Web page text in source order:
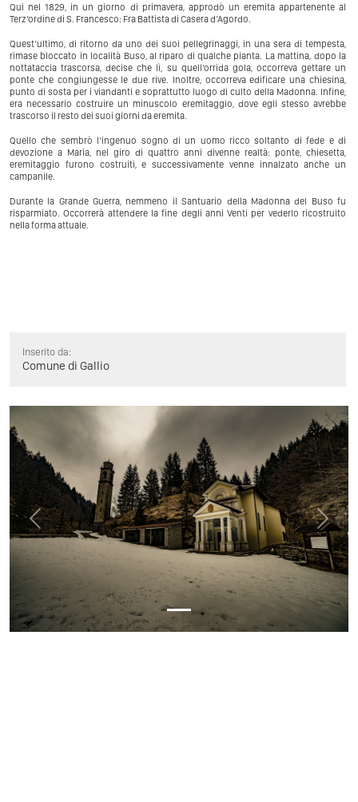
Qui nel 1829, in un giorno di primavera, approdò un eremita appartenente al
Terz’ordine di S. Francesco: Fra Battista di Casera d’Agordo.
Quest’ultimo, di ritorno da uno dei suoi pellegrinaggi, in una sera di tempesta,
rimase bloccato in località Buso, al riparo di qualche pianta. La mattina, dopo la
nottataccia trascorsa, decise che lì, su quell’orrida gola, occorreva gettare un
ponte che congiungesse le due rive. Inoltre, occorreva edificare una chiesina,
punto di sosta per i viandanti e soprattutto luogo di culto della Madonna. Infine,
era necessario costruire un minuscolo eremitaggio, dove egli stesso avrebbe
trascorso il resto dei suoi giorni da eremita.
Quello che sembrò l’ingenuo sogno di un uomo ricco soltanto di fede e di
devozione a Maria, nel giro di quattro anni divenne realtà: ponte, chiesetta,
eremitaggio furono costruiti, e successivamente venne innalzato anche un
campanile.
Durante la Grande Guerra, nemmeno il Santuario della Madonna del Buso fu
risparmiato. Occorrerà attendere la fine degli anni Venti per vederlo ricostruito
nella forma attuale.
Inserito da:
Comune di Gallio
Previous Next